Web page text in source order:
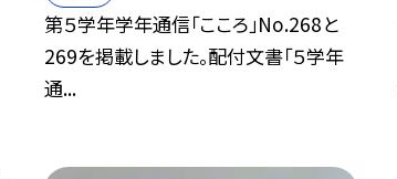
第５学年学年通信「こころ」No.268と
269を掲載しました。配付文書「５学年
通...